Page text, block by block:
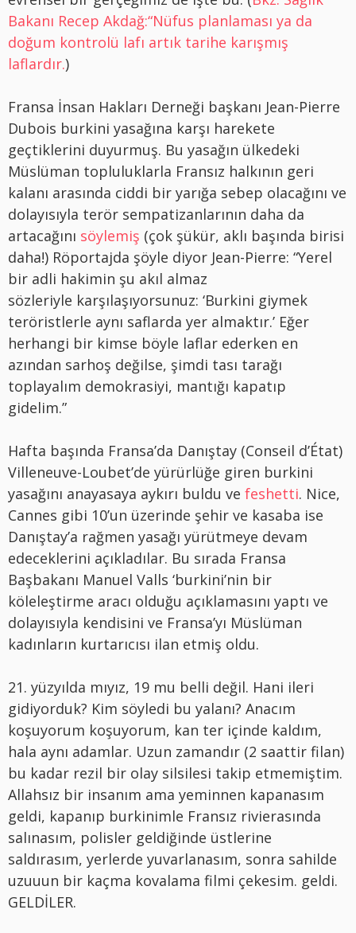
Bakanı Recep Akdağ:“Nüfus planlaması ya da
doğum kontrolü lafı artık tarihe karışmış
laflardır.)
Fransa İnsan Hakları Derneği başkanı Jean-Pierre
Dubois burkini yasağına karşı harekete
geçtiklerini duyurmuş. Bu yasağın ülkedeki
Müslüman topluluklarla Fransız halkının geri
kalanı arasında ciddi bir yarığa sebep olacağını ve
dolayısıyla terör sempatizanlarının daha da
artacağını söylemiş (çok şükür, aklı başında birisi
daha!) Röportajda şöyle diyor Jean-Pierre: “Yerel
bir adli hakimin şu akıl almaz
sözleriyle karşılaşıyorsunuz: ‘Burkini giymek
teröristlerle aynı saflarda yer almaktır.’ Eğer
herhangi bir kimse böyle laflar ederken en
azından sarhoş değilse, şimdi tası tarağı
toplayalım demokrasiyi, mantığı kapatıp
gidelim.”
Hafta başında Fransa’da Danıştay (Conseil d’État)
Villeneuve-Loubet’de yürürlüğe giren burkini
yasağını anayasaya aykırı buldu ve feshetti. Nice,
Cannes gibi 10’un üzerinde şehir ve kasaba ise
Danıştay’a rağmen yasağı yürütmeye devam
edeceklerini açıkladılar. Bu sırada Fransa
Başbakanı Manuel Valls ‘burkini’nin bir
köleleştirme aracı olduğu açıklamasını yaptı ve
dolayısıyla kendisini ve Fransa’yı Müslüman
kadınların kurtarıcısı ilan etmiş oldu.
21. yüzyılda mıyız, 19 mu belli değil. Hani ileri
gidiyorduk? Kim söyledi bu yalanı? Anacım
koşuyorum koşuyorum, kan ter içinde kaldım,
hala aynı adamlar. Uzun zamandır (2 saattir filan)
bu kadar rezil bir olay silsilesi takip etmemiştim.
Allahsız bir insanım ama yeminnen kapanasım
geldi, kapanıp burkinimle Fransız rivierasında
salınasım, polisler geldiğinde üstlerine
saldırasım, yerlerde yuvarlanasım, sonra sahilde
uzuuun bir kaçma kovalama filmi çekesim. geldi.
GELDİLER.